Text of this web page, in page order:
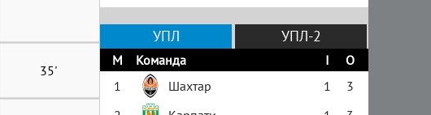
35'
УПЛ УПЛ-2
М Команда І
О
1
Шахтар 1
3